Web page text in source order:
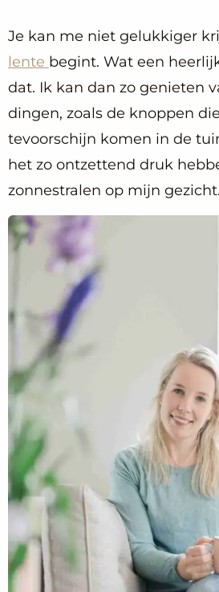
Je kan me niet gelukkiger
lente begint. Wat een
dat. Ik kan dan zo genieten
dingen, zoals de knoppen
tevoorschijn komen in de
het zo ontzettend druk
zonnestralen op mijn gezicht.